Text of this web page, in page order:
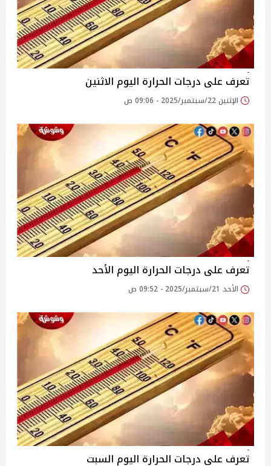
تعرف على درجات الحرارة اليوم الاثنين
الإثنين 22/سبتمبر/2025 - 09:06 ص
تعرف على درجات الحرارة اليوم الأحد
الأحد 21/سبتمبر/2025 - 09:52 ص
تعرف على درجات الحرارة اليوم السبت